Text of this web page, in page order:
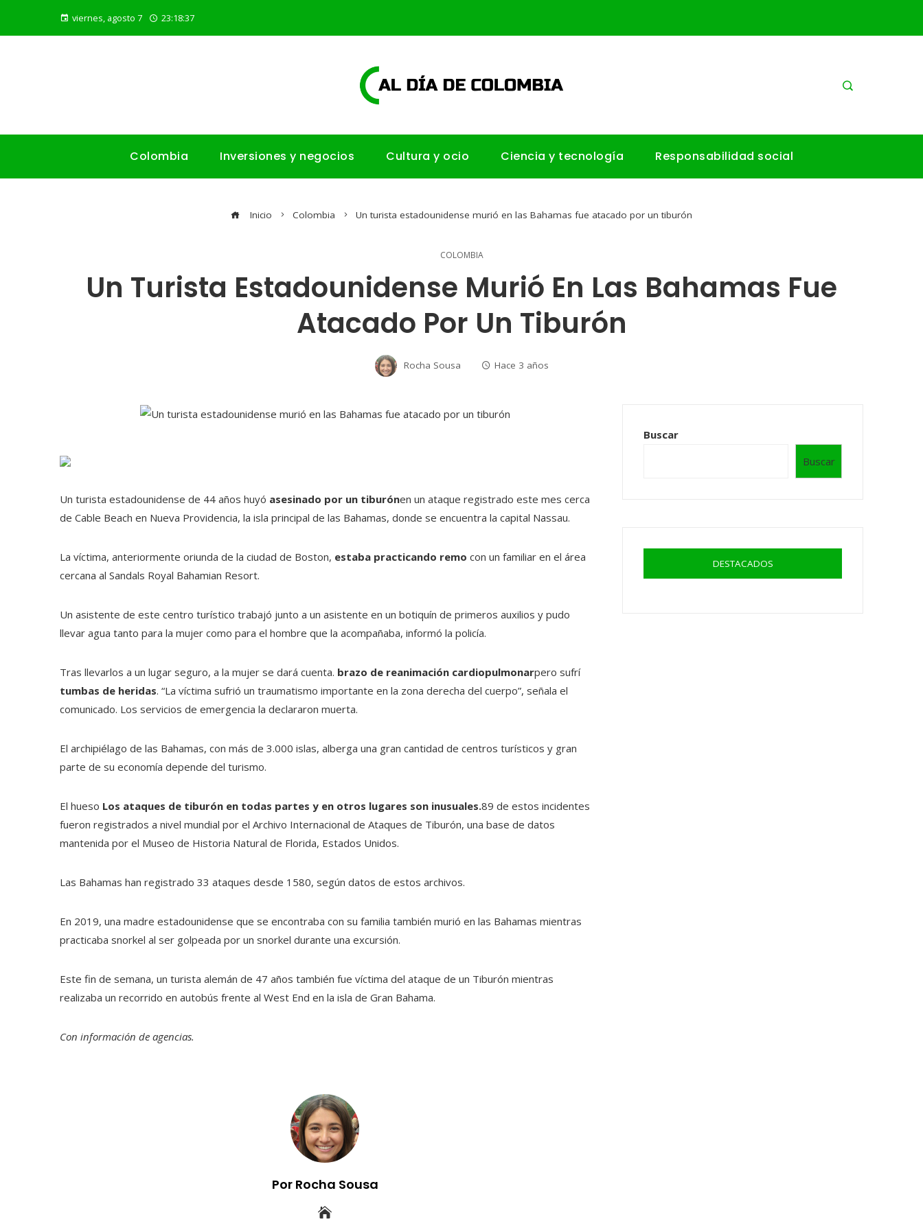
viernes, agosto 7 23:18:38
Colombia Inversiones y negocios Cultura y ocio Ciencia y tecnología Responsabilidad social
Inicio Colombia Un turista estadounidense murió en las Bahamas fue atacado por un tiburón
COLOMBIA
Un Turista Estadounidense Murió En Las Bahamas Fue
Atacado Por Un Tiburón
Rocha Sousa Hace 3 años
Un turista estadounidense de 44 años huyó asesinado por un tiburónen un ataque registrado este mes cerca
de Cable Beach en Nueva Providencia, la isla principal de las Bahamas, donde se encuentra la capital Nassau.
La víctima, anteriormente oriunda de la ciudad de Boston, estaba practicando remo con un familiar en el área
cercana al Sandals Royal Bahamian Resort.
Un asistente de este centro turístico trabajó junto a un asistente en un botiquín de primeros auxilios y pudo
llevar agua tanto para la mujer como para el hombre que la acompañaba, informó la policía.
Tras llevarlos a un lugar seguro, a la mujer se dará cuenta. brazo de reanimación cardiopulmonarpero sufrí
tumbas de heridas. “La víctima sufrió un traumatismo importante en la zona derecha del cuerpo”, señala el
comunicado. Los servicios de emergencia la declararon muerta.
El archipiélago de las Bahamas, con más de 3.000 islas, alberga una gran cantidad de centros turísticos y gran
parte de su economía depende del turismo.
El hueso Los ataques de tiburón en todas partes y en otros lugares son inusuales.89 de estos incidentes
fueron registrados a nivel mundial por el Archivo Internacional de Ataques de Tiburón, una base de datos
mantenida por el Museo de Historia Natural de Florida, Estados Unidos.
Las Bahamas han registrado 33 ataques desde 1580, según datos de estos archivos.
En 2019, una madre estadounidense que se encontraba con su familia también murió en las Bahamas mientras
practicaba snorkel al ser golpeada por un snorkel durante una excursión.
Este fin de semana, un turista alemán de 47 años también fue víctima del ataque de un Tiburón mientras
realizaba un recorrido en autobús frente al West End en la isla de Gran Bahama.
Con información de agencias.
Por Rocha Sousa
Buscar
Buscar
DESTACADOS